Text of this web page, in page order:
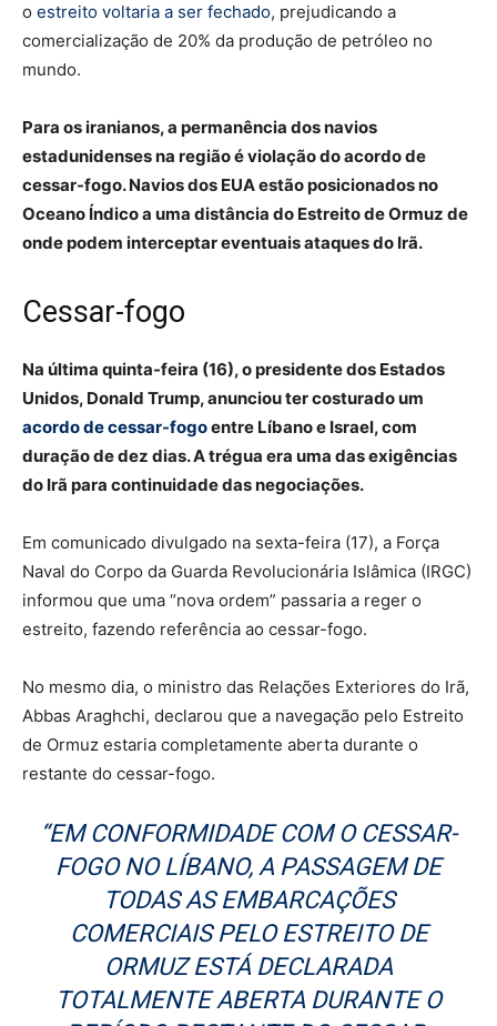
o estreito voltaria a ser fechado, prejudicando a
comercialização de 20% da produção de petróleo no
mundo.
Para os iranianos, a permanência dos navios
estadunidenses na região é violação do acordo de
cessar-fogo. Navios dos EUA estão posicionados no
Oceano Índico a uma distância do Estreito de Ormuz de
onde podem interceptar eventuais ataques do Irã.
Cessar-fogo
Na última quinta-feira (16), o presidente dos Estados
Unidos, Donald Trump, anunciou ter costurado um
acordo de cessar-fogoentre Líbano e Israel, com
duração de dez dias. A trégua era uma das exigências
do Irã para continuidade das negociações.
Em comunicado divulgado na sexta-feira (17), a Força
Naval do Corpo da Guarda Revolucionária Islâmica (IRGC)
informou que uma “nova ordem” passaria a reger o
estreito, fazendo referência ao cessar-fogo.
No mesmo dia, o ministro das Relações Exteriores do Irã,
Abbas Araghchi, declarou que a navegação pelo Estreito
de Ormuz estaria completamente aberta durante o
restante do cessar-fogo.
“EM CONFORMIDADE COM O CESSAR-
FOGO NO LÍBANO, A PASSAGEM DE
TODAS AS EMBARCAÇÕES
COMERCIAIS PELO ESTREITO DE
ORMUZ ESTÁ DECLARADA
TOTALMENTE ABERTA DURANTE O